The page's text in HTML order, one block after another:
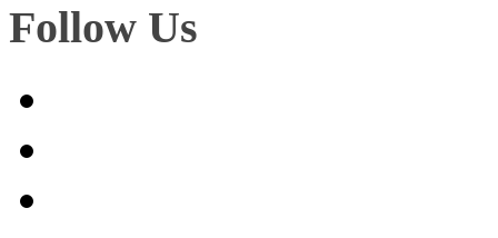
Follow Us